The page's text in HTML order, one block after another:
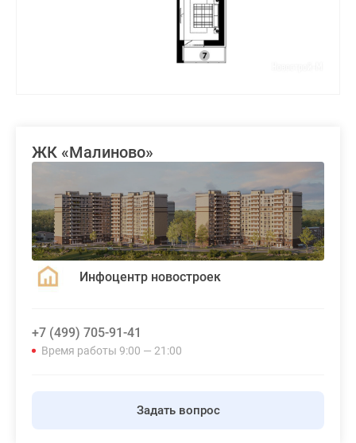
ЖК «Малиново»
Инфоцентр новостроек
+7 (499) 705-91-41
Время работы 9:00 — 21:00
Задать вопрос